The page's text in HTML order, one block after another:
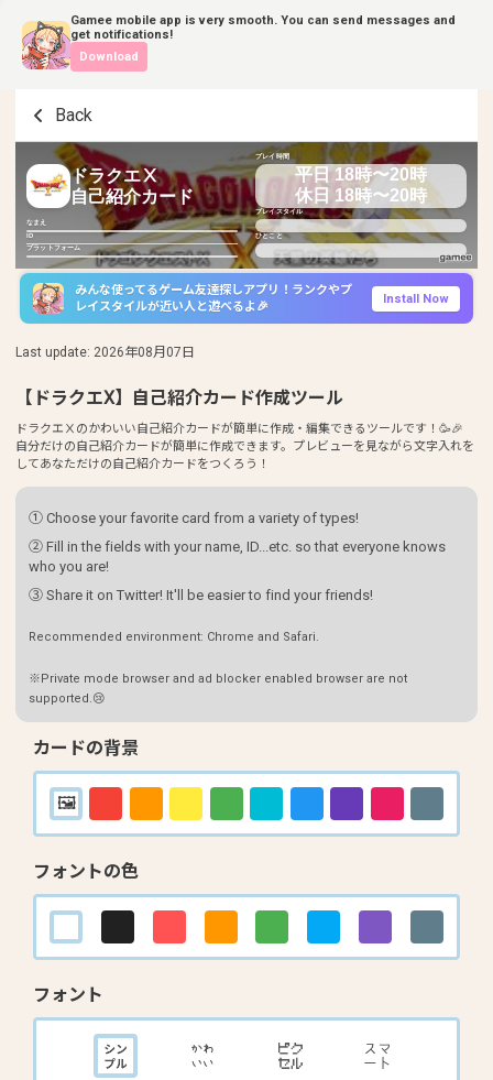
Gamee mobile app is very smooth. You can send messages and
get notifications!
Download
Back
ドラクエⅩ
自己紹介カード
なまえ
ID
プラットフォーム
プレイ時間
平日 18時〜20時
休日 18時〜20時
プレイスタイル
ひとこと
みんな使ってるゲーム友達探しアプリ！ランクやプ
レイスタイルが近い人と遊べるよ🎉
Install Now
Last update: 2026年08月07日
【ドラクエⅩ】自己紹介カード作成ツール
ドラクエⅩのかわいい自己紹介カードが簡単に作成・編集できるツールです！🥳🎉
自分だけの自己紹介カードが簡単に作成できます。プレビューを見ながら文字入れを
してあなただけの自己紹介カードをつくろう！
① Choose your favorite card from a variety of types!
② Fill in the fields with your name, ID...etc. so that everyone knows
who you are!
③ Share it on Twitter! It'll be easier to find your friends!
Recommended environment: Chrome and Safari.
※Private mode browser and ad blocker enabled browser are not
supported.😢
カードの背景
フォントの色
フォント